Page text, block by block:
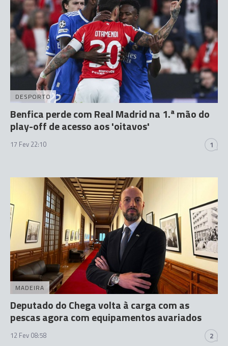
DESPORTO
Benfica perde com Real Madrid na 1.ª mão do
play-off de acesso aos 'oitavos'
17 Fev 22:10 1
MADEIRA
Deputado do Chega volta à carga com as
pescas agora com equipamentos avariados
12 Fev 08:58 2